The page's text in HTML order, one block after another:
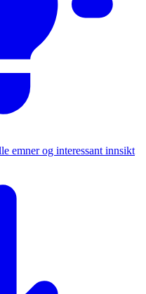
emner og interessant innsikt